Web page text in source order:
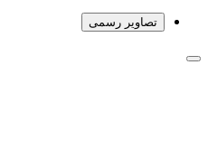
تصاویر رسمی